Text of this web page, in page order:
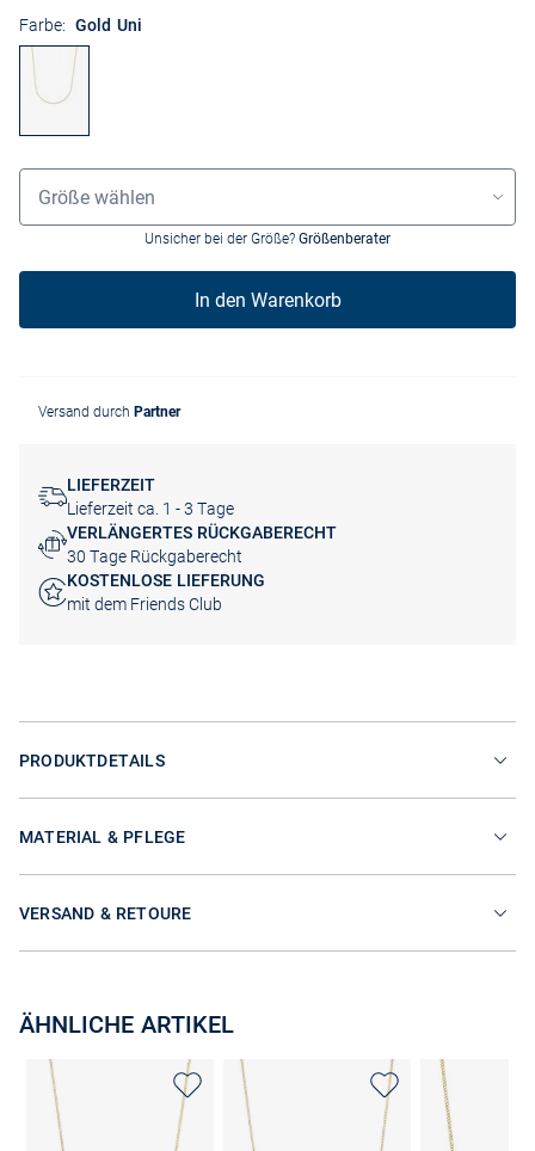
Farbe: Gold Uni
Größenauswahl
Größe wählen
Unsicher bei der Größe? Größenberater
In den Warenkorb
Versand durch Partner
LIEFERZEIT
Lieferzeit ca. 1 - 3 Tage
VERLÄNGERTES RÜCKGABERECHT
30 Tage Rückgaberecht
KOSTENLOSE LIEFERUNG
mit dem Friends Club
PRODUKTDETAILS
MATERIAL & PFLEGE
VERSAND & RETOURE
ÄHNLICHE ARTIKEL